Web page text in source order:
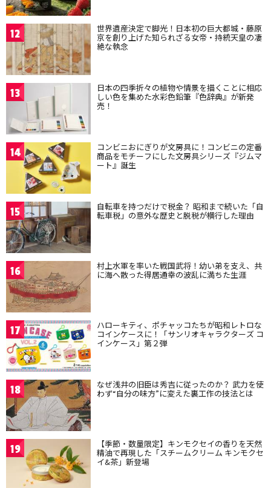
12 世界遺産決定で脚光！日本初の巨大都城・藤原
京を創り上げた知られざる女帝・持統天皇の凄
絶な執念
13 日本の四季折々の植物や情景を描くことに相応
しい色を集めた水彩色鉛筆『色辞典』が新発
売！
14 コンビニおにぎりが文房具に！コンビニの定番
商品をモチーフにした文房具シリーズ『ジムマ
ート』誕生
15 自転車を持つだけで税金？ 昭和まで続いた「自
転車税」の意外な歴史と脱税が横行した理由
16 村上水軍を率いた戦国武将！幼い弟を支え、共
に海へ散った得居通幸の波乱に満ちた生涯
17 ハローキティ、ポチャッコたちが昭和レトロな
コインケースに！「サンリオキャラクターズ コ
インケース」第２弾
18 なぜ浅井の旧臣は秀吉に従ったのか？ 武力を使
わず“自分の味方”に変えた裏工作の技法とは
19 【季節・数量限定】キンモクセイの香りを天然
精油で再現した「スチームクリーム キンモクセ
イ&茶」新登場